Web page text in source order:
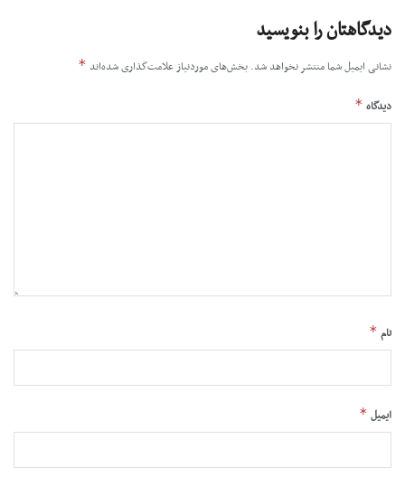
دیدگاهتان را بنویسید
نشانی ایمیل شما منتشر نخواهد شد. بخش‌های موردنیاز علامت‌گذاری شده‌اند *
دیدگاه *
نام *
ایمیل *